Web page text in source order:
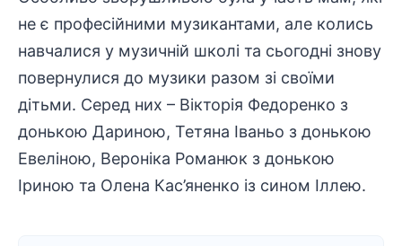
не є професійними музикантами, але колись
навчалися у музичній школі та сьогодні знову
повернулися до музики разом зі своїми
дітьми. Серед них – Вікторія Федоренко з
донькою Дариною, Тетяна Іваньо з донькою
Евеліною, Вероніка Романюк з донькою
Іриною та Олена Кас’яненко із сином Іллею.